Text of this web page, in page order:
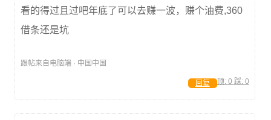
看的得过且过吧年底了可以去赚一波，赚个油费,360
借条还是坑
跟帖来自电脑端 · 中国中国
顶: 0 踩: 0
回复